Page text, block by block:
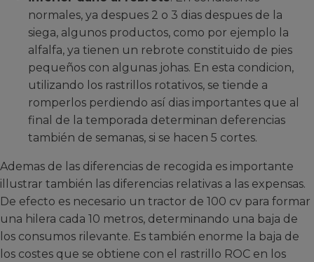
normales, ya despues 2 o 3 dias despues de la
siega, algunos productos, como por ejemplo la
alfalfa, ya tienen un rebrote constituido de pies
pequeños con algunas johas. En esta condicion,
utilizando los rastrillos rotativos, se tiende a
romperlos perdiendo así dias importantes que al
final de la temporada determinan deferencias
también de semanas, si se hacen 5 cortes.
Ademas de las diferencias de recogida es importante
illustrar también las diferencias relativas a las expensas.
De efecto es necesario un tractor de 100 cv para formar
una hilera cada 10 metros, determinando una baja de
los consumos rilevante. Es también enorme la baja de
los costes que se obtiene con el rastrillo ROC en los